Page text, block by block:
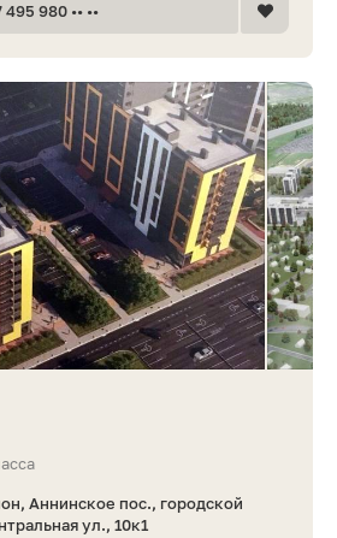
495 980 •• ••
Аннинское пос., городской
ул., 10к1